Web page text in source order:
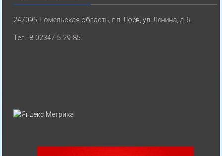
247095, Гомельская область, г.п. Лоев, ул. Ленина, д. 6.
Тел.: 8-02347-5-29-85.